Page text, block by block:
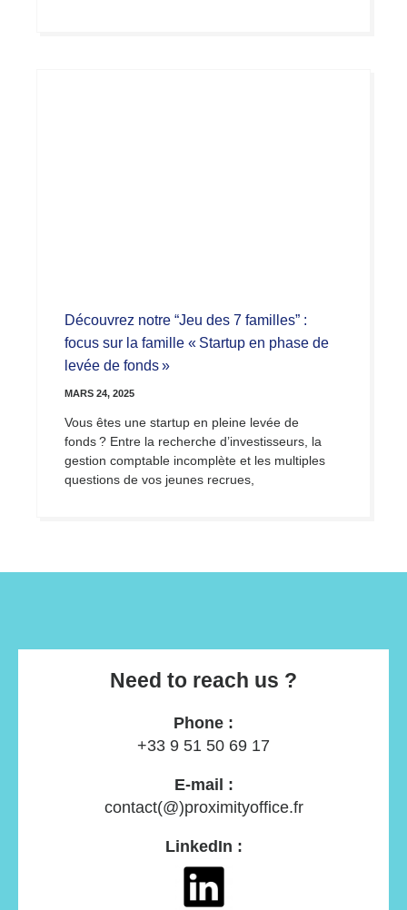
Découvrez notre “Jeu des 7 familles” :
focus sur la famille « Startup en phase de
levée de fonds »
MARS 24, 2025
Vous êtes une startup en pleine levée de
fonds ? Entre la recherche d’investisseurs, la
gestion comptable incomplète et les multiples
questions de vos jeunes recrues,
Need to reach us ?
Phone :
+33 9 51 50 69 17
E-mail :
contact(@)proximityoffice.fr
LinkedIn :